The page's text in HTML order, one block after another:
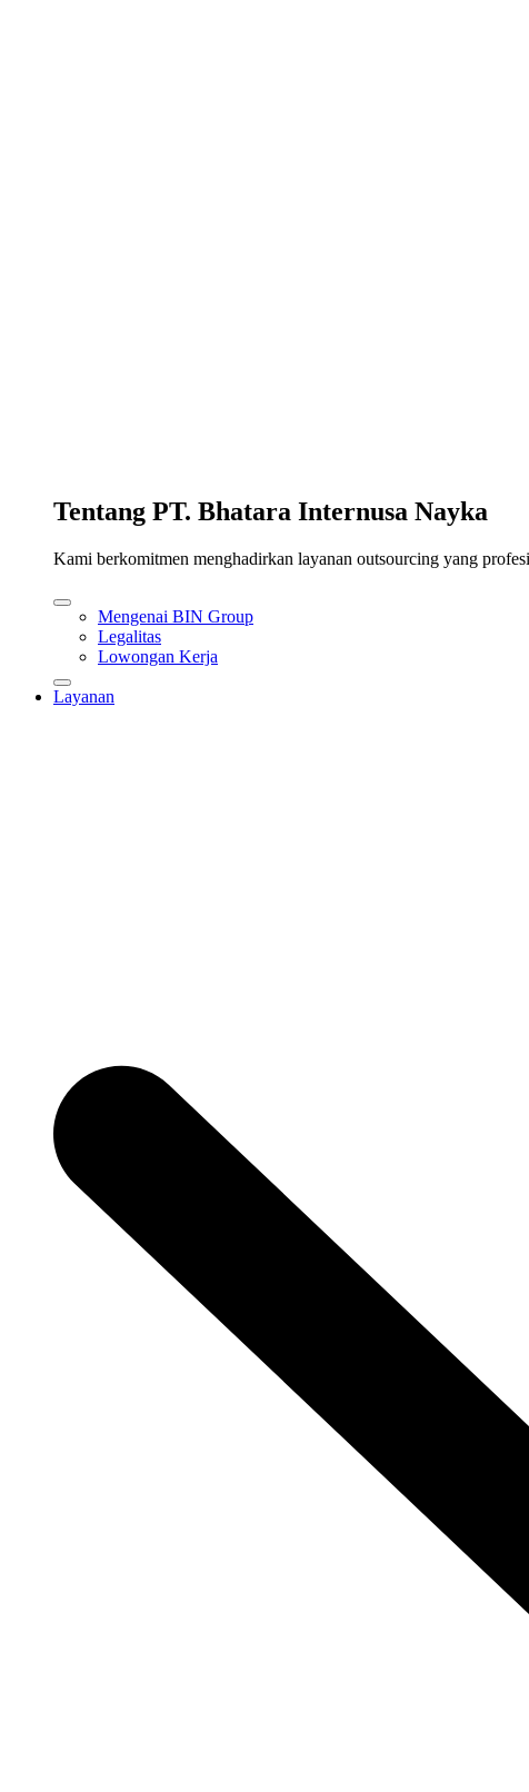
Tentang PT. Bhatara Internusa Nayka
Kami berkomitmen menghadirkan layanan outsourcing yang
Mengenai BIN Group
Legalitas
Lowongan Kerja
Layanan